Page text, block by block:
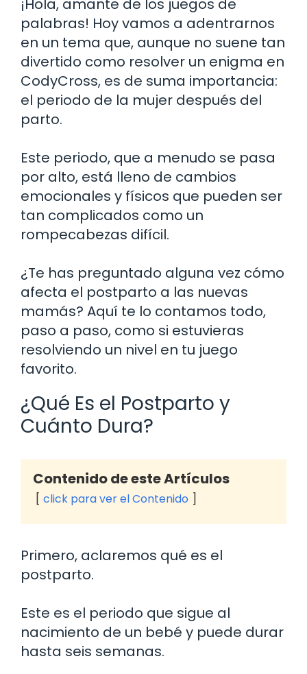
¡Hola, amante de los juegos de
palabras! Hoy vamos a adentrarnos
en un tema que, aunque no suene tan
divertido como resolver un enigma en
CodyCross, es de suma importancia:
el periodo de la mujer después del
parto.
Este periodo, que a menudo se pasa
por alto, está lleno de cambios
emocionales y físicos que pueden ser
tan complicados como un
rompecabezas difícil.
¿Te has preguntado alguna vez cómo
afecta el postparto a las nuevas
mamás? Aquí te lo contamos todo,
paso a paso, como si estuvieras
resolviendo un nivel en tu juego
favorito.
¿Qué Es el Postparto y
Cuánto Dura?
Contenido de este Artículos
click para ver el Contenido
Primero, aclaremos qué es el
postparto.
Este es el periodo que sigue al
nacimiento de un bebé y puede durar
hasta seis semanas.